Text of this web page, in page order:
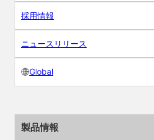
採用情報
ニュースリリース
Global
製品情報